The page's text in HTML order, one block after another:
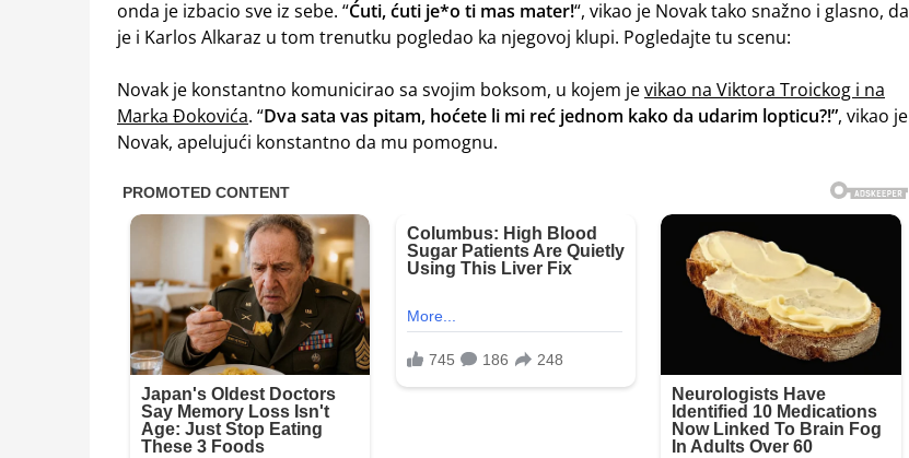
onda je izbacio sve iz sebe. “Ćuti, ćuti je*o ti mas mater!“, vikao je Novak tako snažno i glasno, da
je i Karlos Alkaraz u tom trenutku pogledao ka njegovoj klupi. Pogledajte tu scenu:
Novak je konstantno komunicirao sa svojim boksom, u kojem jevikao na Viktora Troickog i na
Marka Đokovića. “Dva sata vas pitam, hoćete li mi reć jednom kako da udarim lopticu?!”, vikao je
Novak, apelujući konstantno da mu pomognu.